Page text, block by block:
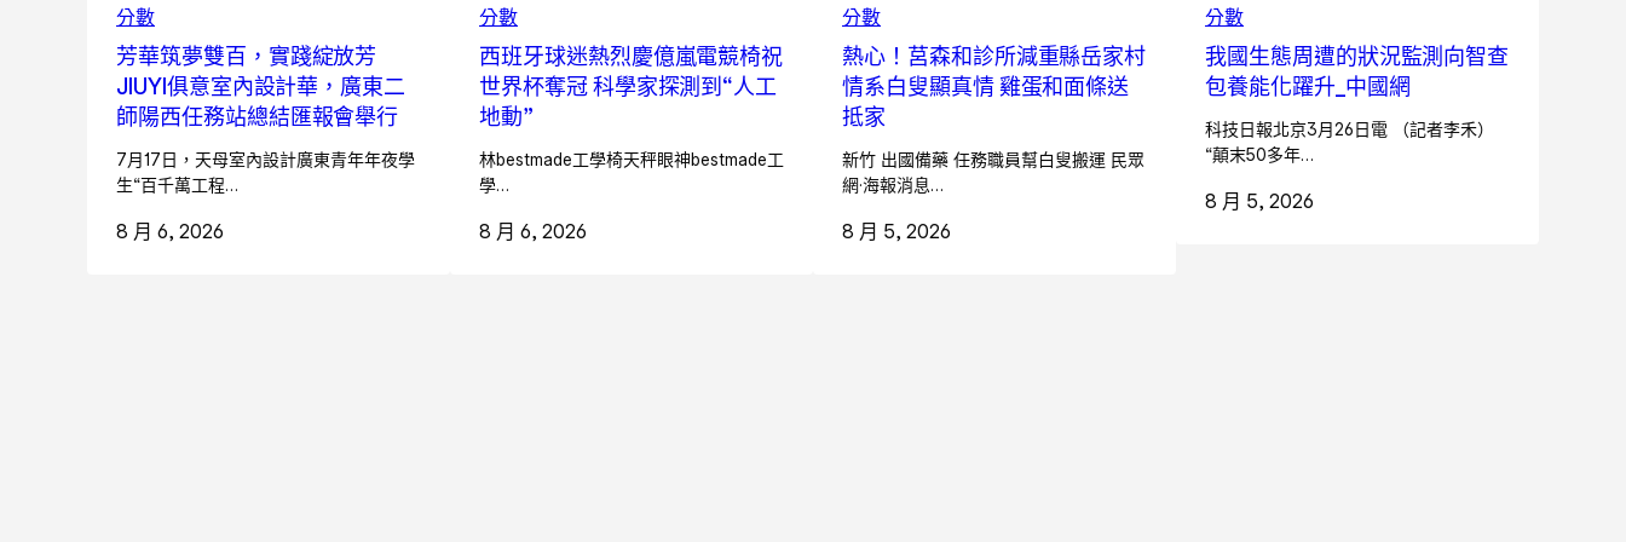
分數
芳華筑夢雙百，實踐綻放芳
JIUYI俱意室內設計華，廣東二
師陽西任務站總結匯報會舉行
7月17日，天母室內設計廣東青年年夜學
生“百千萬工程…
8 月 6, 2026
分數
西班牙球迷熱烈慶億嵐電競椅祝
世界杯奪冠 科學家探測到“人工
地動”
林bestmade工學椅天秤眼神bestmade工
學…
8 月 6, 2026
分數
熱心！莒森和診所減重縣岳家村
情系白叟顯真情 雞蛋和面條送
抵家
新竹 出國備藥 任務職員幫白叟搬運 民眾
網·海報消息…
8 月 5, 2026
分數
我國生態周遭的狀況監測向智查
包養能化躍升_中國網
科技日報北京3月26日電 （記者李禾）
“顛末50多年…
8 月 5, 2026